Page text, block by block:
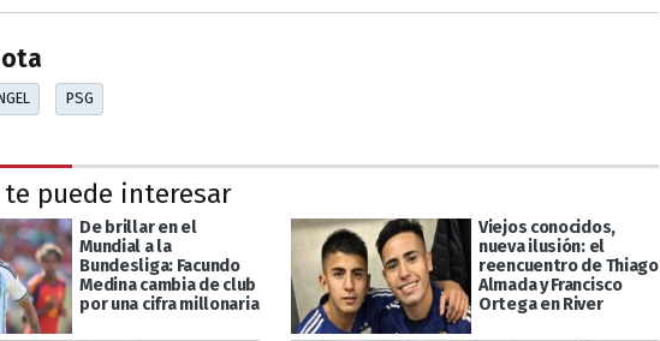
PSG
puede interesar
De brillar en el
Mundial a la
Bundesliga: Facundo
Medina cambia de club
por una cifra millonaria
Viejos conocidos,
nueva ilusión: el
reencuentro de Thiago
Almada y Francisco
Ortega en River